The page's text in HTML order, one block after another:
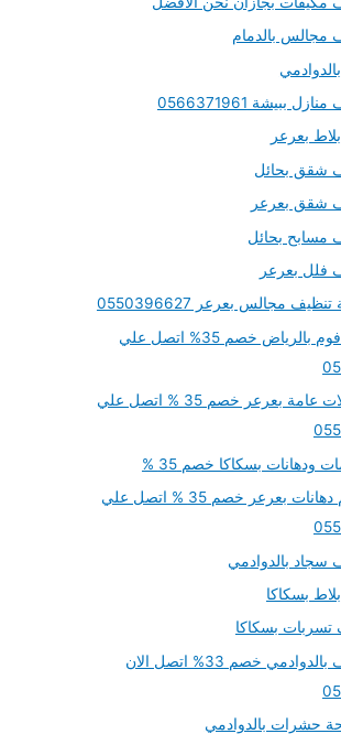
مجالس بالدمام
ببيشة 0566371961
بعرعر
شقق بحائل
شقق بعرعر
مسابح بحائل
فلل بعرعر
مجالس بعرعر 0550396627
شركة عزل فوم بالرياض خصم 35% اتصل علي
شركة مقاولات عامة بعرعر خصم 35 % اتصل علي
ودهانات بسكاكا خصم 35 %
شركة ترميم دهانات بعرعر خصم 35 % اتصل علي
سجاد بالدوادمي
بسكاكا
بسكاكا
شركة تنظيف بالدوادمي خصم 33% اتصل الان
حشرات بالدوادمي